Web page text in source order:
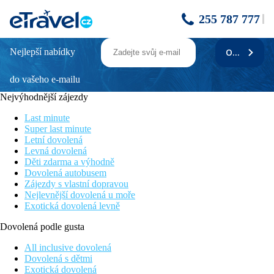
255 787 777
PRESIDENT SEA PALACE
Hotel přímo na pláži
Tématické gastronomické večery
All Inclusive nebo Plná penze plus
Klidný a příjemný pobyt
Informace o hotelu
Hotel President Sea Palace se nachází přímo na pláži Noto
Marina, v blízkosti skvělých atrakcí v Noto, jako jsou například
Palazzo Nicolaci a Palazzo Castelluccio. Hotel má velkou
restauraci, kde se podává bohatý italský bufet. Jednou týdně se
koná tematický večer, který umožňuje hostům vyzkoušet
gastronomické speciality. Ideální místo pro klidný a příjemný
Vzdálenost
pláže: 450 m veřejná pláž
Nejlepší nabídky
do vašeho e-mailu
ODEBÍRAT
Nejvýhodnější zájezdy
Last minute
Super last minute
Letní dovolená
Levná dovolená
Děti zdarma a výhodně
Dovolená autobusem
Zájezdy s vlastní dopravou
Nejlevnější dovolená u moře
Exotická dovolená levně
Dovolená podle gusta
All inclusive dovolená
Dovolená s dětmi
Exotická dovolená